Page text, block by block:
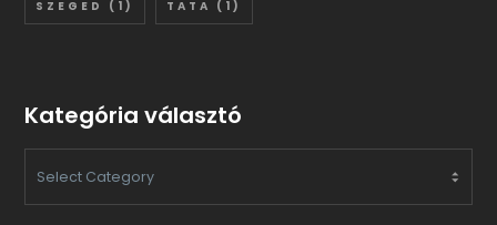
SZEGED (1) TATA (1)
Kategória választó
KATEGÓRIA